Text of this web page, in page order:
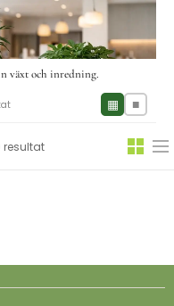
växt och inredning.
▦ ■
resultat